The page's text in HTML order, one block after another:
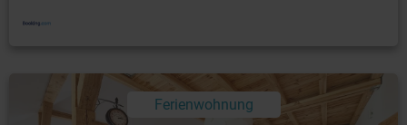
Ferienwohnung